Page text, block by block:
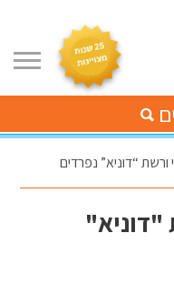
“דוניא” נפרדים
"דוניא"